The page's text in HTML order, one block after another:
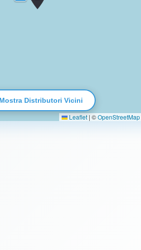
Leaflet | ©OpenStreetMap
Mostra Distributori Vicini